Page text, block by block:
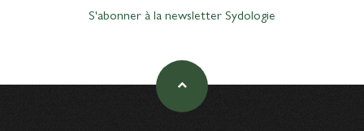
S'abonner à la newsletter Sydologie